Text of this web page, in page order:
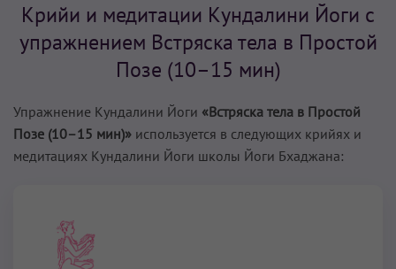
Крийи и медитации Кундалини Йоги с
упражнением Встряска тела в Простой
Позе (10–15 мин)
Упражнение Кундалини Йоги «Встряска тела в Простой
Позе (10–15 мин)» используется в следующих крийях и
медитациях Кундалини Йоги школы Йоги Бхаджана: